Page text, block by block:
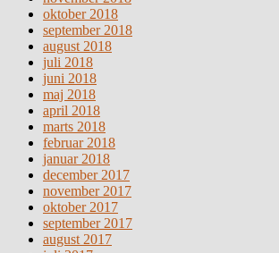
oktober 2018
september 2018
august 2018
juli 2018
juni 2018
maj 2018
april 2018
marts 2018
februar 2018
januar 2018
december 2017
november 2017
oktober 2017
september 2017
august 2017